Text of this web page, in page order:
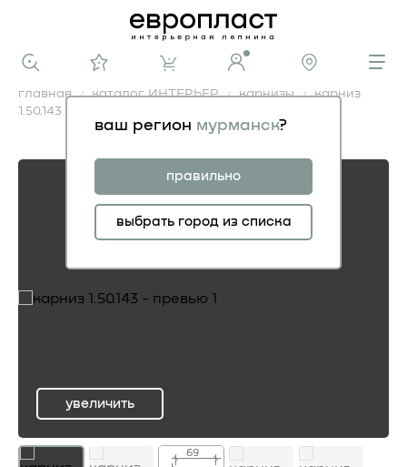
ваш регион мурманск?
правильно
выбрать город из списка
главная каталог ИНТЕРЬЕР карнизы
карниз
1.50.143
карниз 1.50.143
ru
увеличить
69